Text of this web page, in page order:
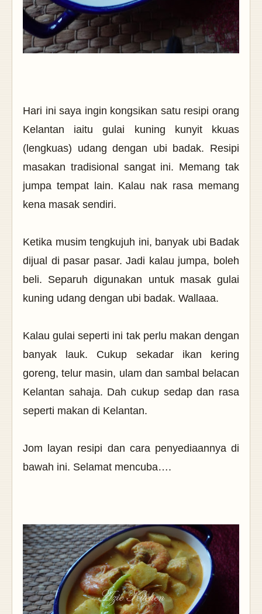
Hari ini saya ingin kongsikan satu resipi orang
Kelantan iaitu gulai kuning kunyit kkuas
(lengkuas) udang dengan ubi badak. Resipi
masakan tradisional sangat ini. Memang tak
jumpa tempat lain. Kalau nak rasa memang
kena masak sendiri.
Ketika musim tengkujuh ini, banyak ubi Badak
dijual di pasar pasar. Jadi kalau jumpa, boleh
beli. Separuh digunakan untuk masak gulai
kuning udang dengan ubi badak. Wallaaa.
Kalau gulai seperti ini tak perlu makan dengan
banyak lauk. Cukup sekadar ikan kering
goreng, telur masin, ulam dan sambal belacan
Kelantan sahaja. Dah cukup sedap dan rasa
seperti makan di Kelantan.
Jom layan resipi dan cara penyediaannya di
bawah ini. Selamat mencuba….